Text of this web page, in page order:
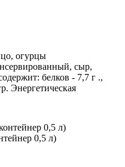
огурцы
сыр,
белков - 7,7 г .,
Энергетическая
0,5 л)